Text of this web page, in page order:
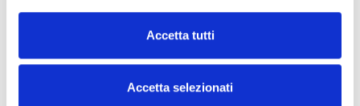
Accetta tutti
Accetta selezionati